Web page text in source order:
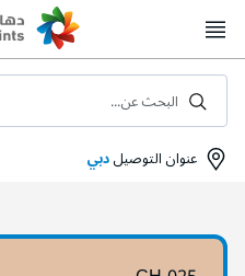
to
Content
عنوان التوصيلدبي
البحث عن...